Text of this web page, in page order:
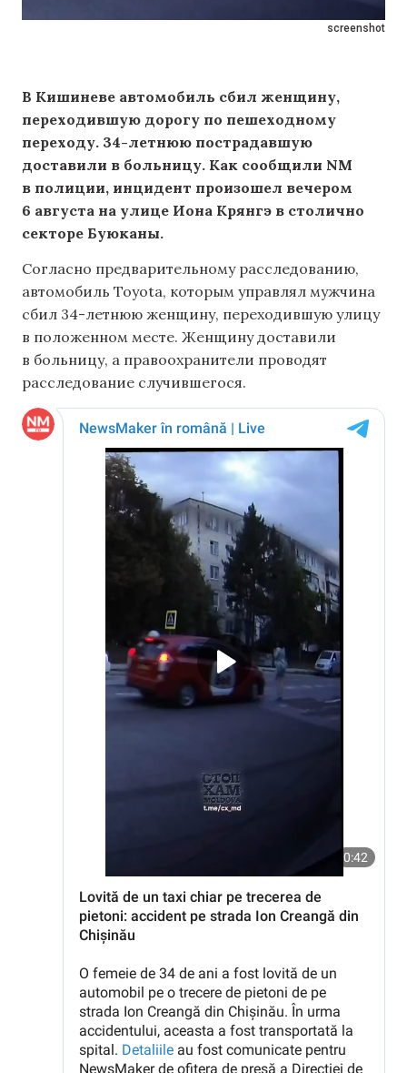
screenshot
В Кишиневе автомобиль сбил женщину,
переходившую дорогу по пешеходному
переходу. 34-летнюю пострадавшую
доставили в больницу. Как сообщили NM
в полиции, инцидент произошел вечером
6 августа на улице Иона Крянгэ в столично
секторе Буюканы.
Согласно предварительному расследованию,
автомобиль Toyota, которым управлял мужчина
сбил 34-летнюю женщину, переходившую улицу
в положенном месте. Женщину доставили
в больницу, а правоохранители проводят
расследование случившегося.